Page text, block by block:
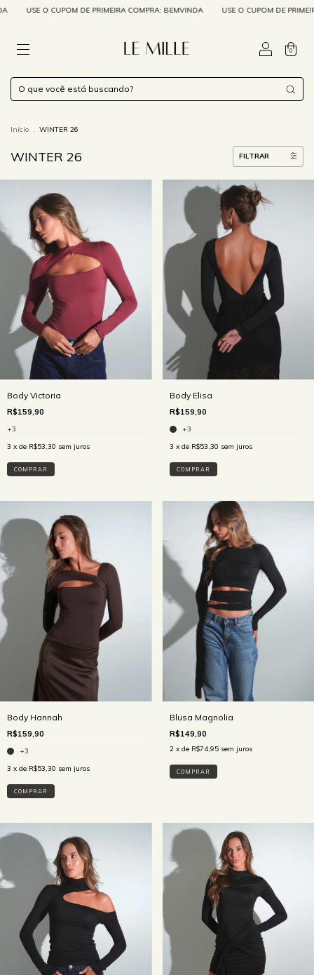
USE O CUPOM DE PRIMEIRA COMPRA: BEMVINDA USE O CUPOM DE PRIMEIRA
0
Início . WINTER 26
WINTER 26 FILTRAR
Body Victoria
R$159,90
+3
3 x de R$53,30 sem juros
COMPRAR
Body Elisa
R$159,90
+3
3 x de R$53,30 sem juros
COMPRAR
Body Hannah
R$159,90
+3
3 x de R$53,30 sem juros
COMPRAR
Blusa Magnolia
R$149,90
2 x de R$74,95 sem juros
COMPRAR